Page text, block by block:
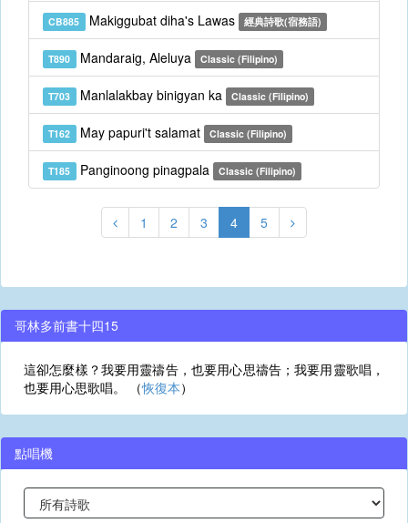
CB885 Makiggubat diha's Lawas 經典詩歌(宿務語)
T890 Mandaraig, Aleluya Classic (Filipino)
T703 Manlalakbay binigyan ka Classic (Filipino)
T162 May papuri't salamat Classic (Filipino)
T185 Panginoong pinagpala Classic (Filipino)
1 2 3 4 5
哥林多前書十四15
這卻怎麼樣？我要用靈禱告，也要用心思禱告；我要用靈歌唱，
也要用心思歌唱。 （恢復本）
點唱機